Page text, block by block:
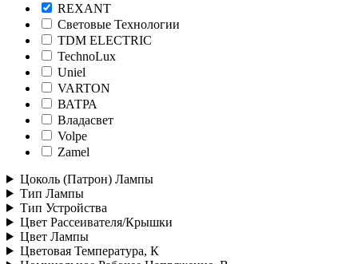
REXANT
Световые Технологии
TDM ELECTRIC
TechnoLux
Uniel
VARTON
ВАТРА
Владасвет
Volpe
Zamel
Цоколь (Патрон) Лампы
Тип Лампы
Тип Устройства
Цвет Рассеивателя/Крышки
Цвет Лампы
Цветовая Температура, К